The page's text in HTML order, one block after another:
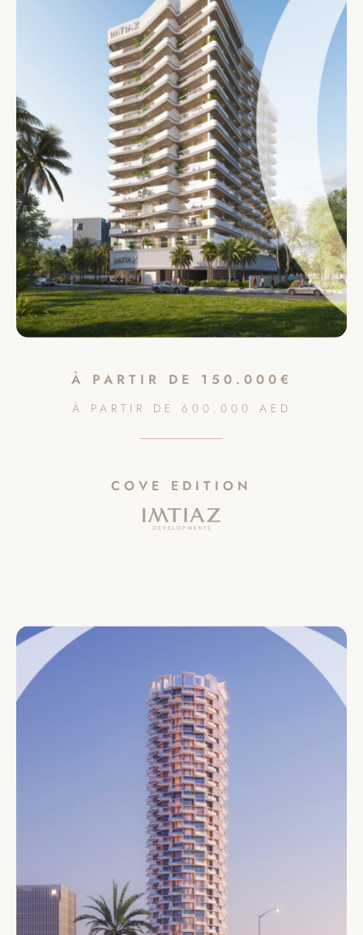
À PARTIR DE 150.000€
À PARTIR DE 600.000 AED
COVE EDITION